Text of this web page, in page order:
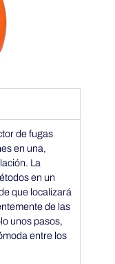
de fugas
en una,
La
en un
que localizará
de las
unos pasos,
entre los